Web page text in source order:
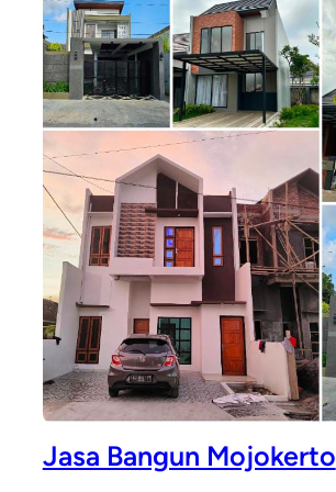
Jasa Bangun Mojokerto